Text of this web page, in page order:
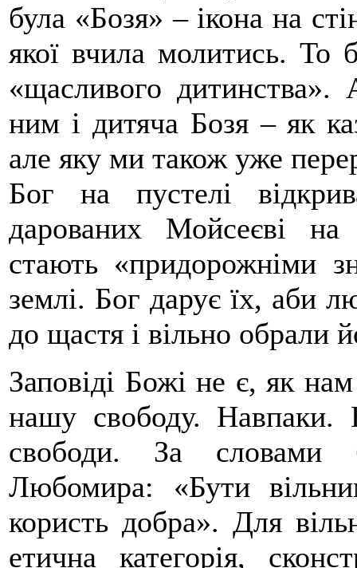
була «Бозя» – ікона на
якої вчила молитись. То
«щасливого
ним і дитяча Бозя – як
але яку ми також уже
Бог на пустелі
дарованих Мойсеєві на
стають «придорожніми
землі. Бог дарує їх, аби
до щастя і вільно обрали
Заповіді Божі не є, як
нашу свободу. Навпаки.
свободи. За словами
Любомира: «Бути
користь добра». Для
етична категорія,